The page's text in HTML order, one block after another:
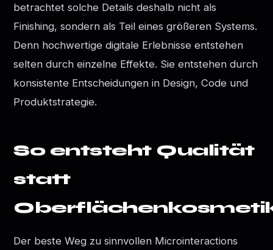
betrachtet solche Details deshalb nicht als
Finishing, sondern als Teil eines größeren Systems.
Denn hochwertige digitale Erlebnisse entstehen
selten durch einzelne Effekte. Sie entstehen durch
konsistente Entscheidungen in Design, Code und
Produktstrategie.
So entsteht Qualität
statt
Der beste Weg zu sinnvollen Microinteractions